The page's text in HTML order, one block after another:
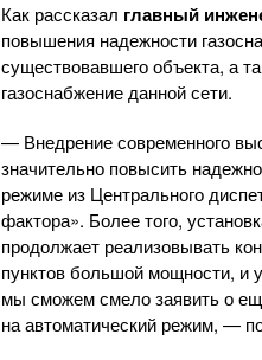
Как рассказал главный
повышения надежности
существовавшего объекта, а
газоснабжение данной сети.
— Внедрение современного
значительно повысить
режиме из Центрального
фактора». Более того,
продолжает реализовывать
пунктов большой мощности, и
мы сможем смело заявить о
на автоматический режим, —